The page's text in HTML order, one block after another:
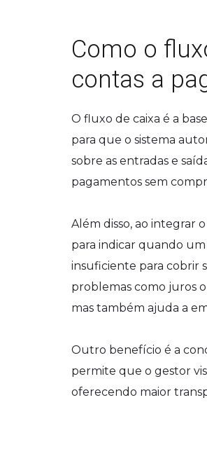
Como o
contas a
O fluxo de caixa é a
para que o sistema
sobre as entradas e
pagamentos sem
Além disso, ao integrar
para indicar quando
insuficiente para cobrir
problemas como juros
mas também ajuda a
Outro benefício é a
permite que o gestor
oferecendo maior